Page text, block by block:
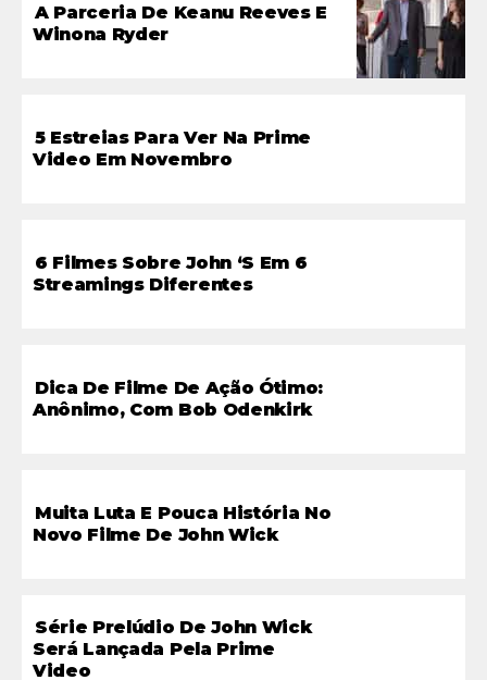
A Parceria De Keanu Reeves E
Winona Ryder
5 Estreias Para Ver Na Prime
Video Em Novembro
6 Filmes Sobre John ‘s Em 6
Streamings Diferentes
Dica De Filme De Ação Ótimo:
Anônimo, Com Bob Odenkirk
Muita Luta E Pouca História No
Novo Filme De John Wick
Série Prelúdio De John Wick
Será Lançada Pela Prime
Video